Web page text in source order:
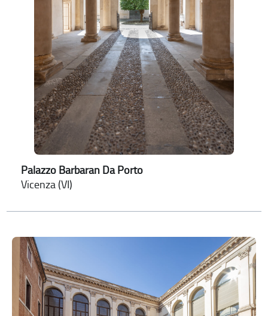
Palazzo Barbaran Da Porto
Vicenza (VI)